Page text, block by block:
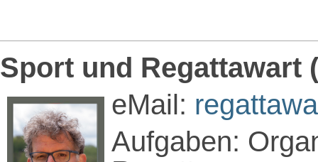
Sport und Regattawart
eMail:
Aufgaben: